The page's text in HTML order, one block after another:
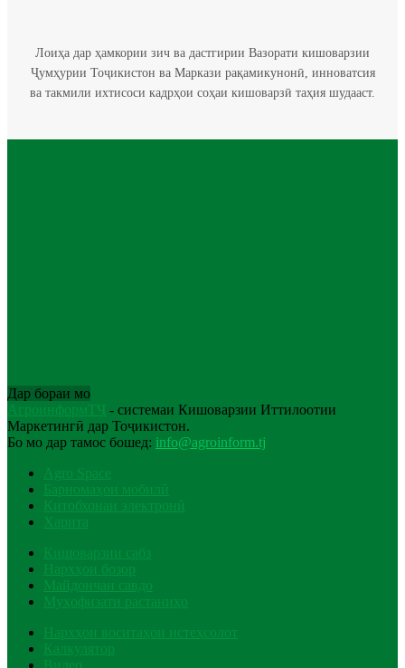
Лоиҳа дар ҳамкории зич ва дастгирии Вазорати кишоварзии
Ҷумҳурии Тоҷикистон ва Маркази рақамикунонӣ, инноватсия
ва такмили ихтисоси кадрҳои соҳаи кишоварзӣ таҳия шудааст.
Дар бораи мо
АгроинформТҶ - системаи Кишоварзии Иттилоотии
Маркетингӣ дар Тоҷикистон.
Бо мо дар тамос бошед: info@agroinform.tj
Agro Space
Барномаҳои мобилӣ
Китобхонаи электронӣ
Харита
Кишоварзии сабз
Нархҳои бозор
Майдончаи савдо
Муҳофизати растаниҳо
Нархҳои воситаҳои истеҳсолот
Калкулятор
Видео